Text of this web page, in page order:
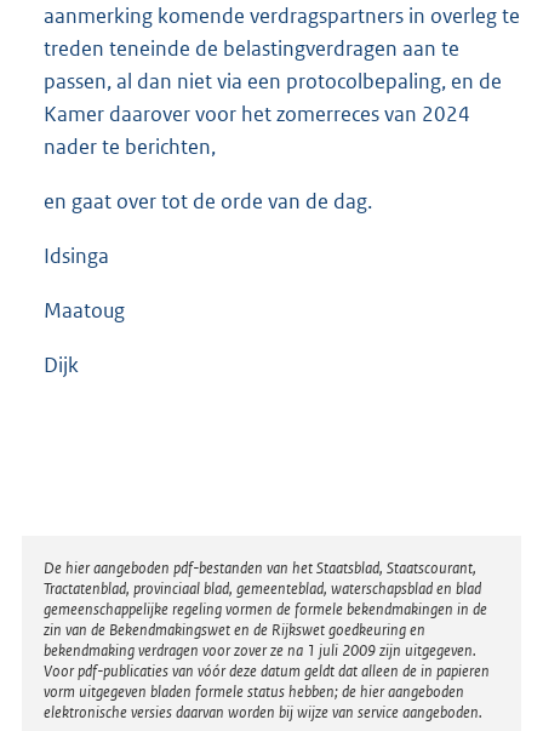
aanmerking komende verdragspartners in overleg te
treden teneinde de belastingverdragen aan te
passen, al dan niet via een protocolbepaling, en de
Kamer daarover voor het zomerreces van 2024
nader te berichten,
en gaat over tot de orde van de dag.
Idsinga
Maatoug
Dijk
Disclaimer
De hier aangeboden pdf-bestanden van het Staatsblad, Staatscourant,
Tractatenblad, provinciaal blad, gemeenteblad, waterschapsblad en blad
gemeenschappelijke regeling vormen de formele bekendmakingen in de
zin van de Bekendmakingswet en de Rijkswet goedkeuring en
bekendmaking verdragen voor zover ze na 1 juli 2009 zijn uitgegeven.
Voor pdf-publicaties van vóór deze datum geldt dat alleen de in papieren
vorm uitgegeven bladen formele status hebben; de hier aangeboden
elektronische versies daarvan worden bij wijze van service aangeboden.